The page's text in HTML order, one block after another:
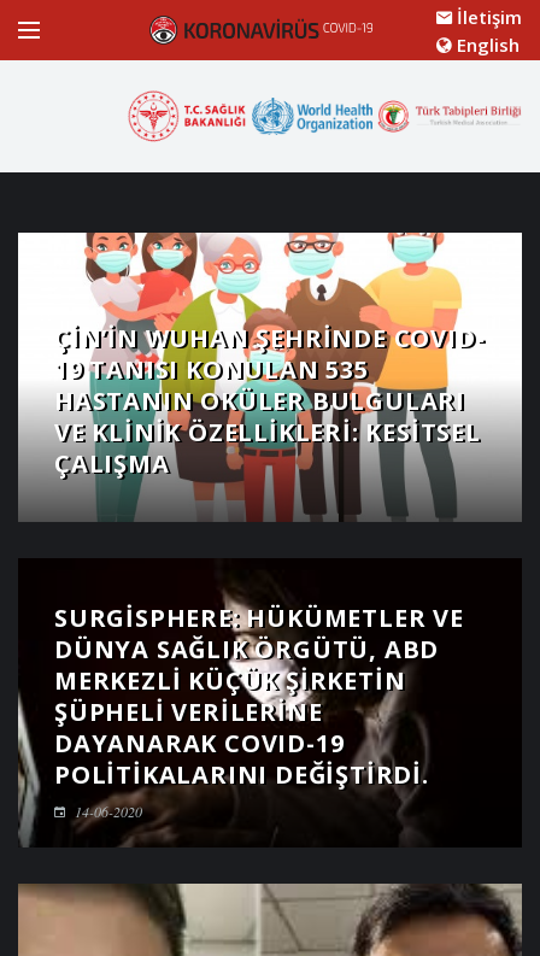
İletişim
English
ÇIN’IN WUHAN ŞEHRINDE COVID-
19 TANISI KONULAN 535
HASTANIN OKÜLER BULGULARI
VE KLINIK ÖZELLIKLERI: KESITSEL
ÇALIŞMA
SURGISPHERE: HÜKÜMETLER VE
DÜNYA SAĞLIK ÖRGÜTÜ, ABD
MERKEZLI KÜÇÜK ŞIRKETIN
ŞÜPHELI VERILERINE
DAYANARAK COVID-19
POLITIKALARINI DEĞIŞTIRDI.
14-06-2020